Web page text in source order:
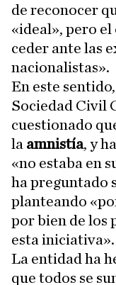
de reconocer
«ideal», pero el
ceder ante las
nacionalistas».
En este
Sociedad Civil
cuestionado
la amnistía, y
«no estaba en
ha preguntado
planteando
por bien de los
esta iniciativa».
La entidad ha
que todos se